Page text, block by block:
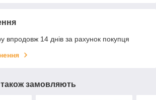
впродовж 14 днів за рахунок покупця
замовляють